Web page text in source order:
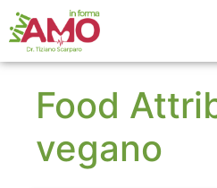
Food
vegano